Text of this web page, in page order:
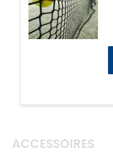
ACCESSOIRES